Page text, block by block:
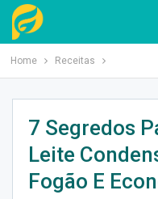
Home Receitas
7 Segredos
Leite
Fogão E